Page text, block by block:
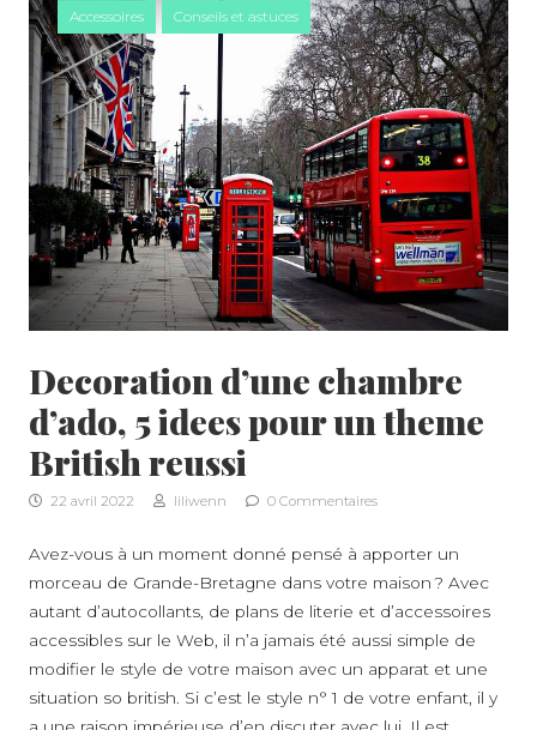
Accessoires Conseils et astuces
Decoration d’une chambre
d’ado, 5 idees pour un theme
British reussi
22 avril 2022 liliwenn 0 Commentaires
Avez-vous à un moment donné pensé à apporter un
morceau de Grande-Bretagne dans votre maison ? Avec
autant d’autocollants, de plans de literie et d’accessoires
accessibles sur le Web, il n’a jamais été aussi simple de
modifier le style de votre maison avec un apparat et une
situation so british. Si c’est le style n° 1 de votre enfant, il y